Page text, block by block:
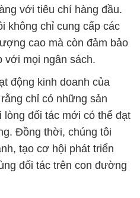
với tiêu chí hàng đầu.
không chỉ cung cấp các
cao mà còn đảm bảo
với mọi ngân sách.
động kinh doanh của
chỉ có những sản
đối tác mới có thể đạt
Đồng thời, chúng tôi
tạo cơ hội phát triển
đối tác trên con đường